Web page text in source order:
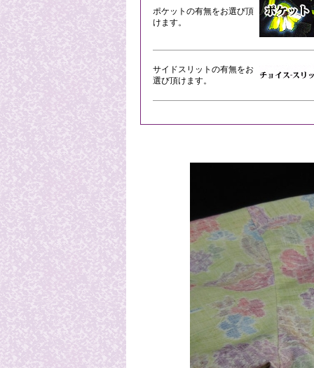
ポケットの有無をお選び頂
けます。
サイドスリットの有無をお
選び頂けます。